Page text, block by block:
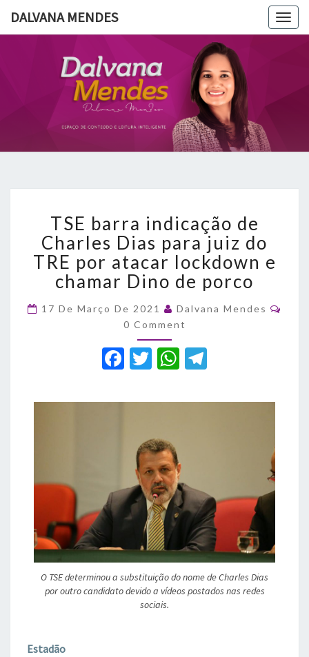
DALVANA MENDES
DALVANA
MENDES
Espaço De
Conteúdo
E Leitura
Inteligente
barra
indicação
de
Charles
Dias
juiz
do
TRE
por
atacar
e
de
porco
TSE barra indicação de
Charles Dias para juiz do
TRE por atacar lockdown e
chamar Dino de porco
17 De Março De 2021 Dalvana Mendes
0 Comment
F
c
b
o
o
k
T
it
r
W
at
p
e
O TSE determinou a substituição do nome de Charles Dias
por outro candidato devido a vídeos postados nas redes
sociais.
Estadão